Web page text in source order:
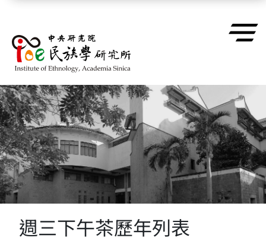
週三下午茶歷年列表